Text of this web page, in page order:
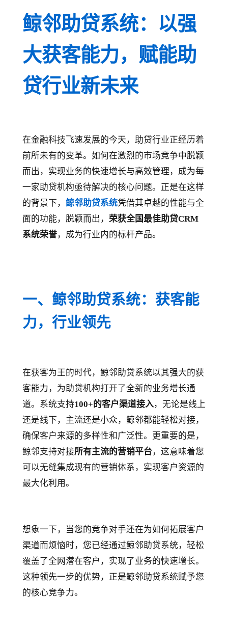
鲸邻助贷系统：以强
大获客能力，赋能助
贷行业新未来
在金融科技飞速发展的今天，助贷行业正经历着
前所未有的变革。如何在激烈的市场竞争中脱颖
而出，实现业务的快速增长与高效管理，成为每
一家助贷机构亟待解决的核心问题。正是在这样
的背景下， 鲸邻助贷系统凭借其卓越的性能与全
面的功能，脱颖而出， 荣获全国最佳助贷CRM
系统荣誉，成为行业内的标杆产品。
一、鲸邻助贷系统：获客能
力，行业领先
在获客为王的时代，鲸邻助贷系统以其强大的获
客能力，为助贷机构打开了全新的业务增长通
道。系统支持100+的客户渠道接入，无论是线上
还是线下，主流还是小众，鲸邻都能轻松对接，
确保客户来源的多样性和广泛性。更重要的是，
鲸邻支持对接所有主流的营销平台 ，这意味着您
可以无缝集成现有的营销体系，实现客户资源的
最大化利用。
想象一下，当您的竞争对手还在为如何拓展客户
渠道而烦恼时，您已经通过鲸邻助贷系统，轻松
覆盖了全网潜在客户，实现了业务的快速增长。
这种领先一步的优势，正是鲸邻助贷系统赋予您
的核心竞争力。